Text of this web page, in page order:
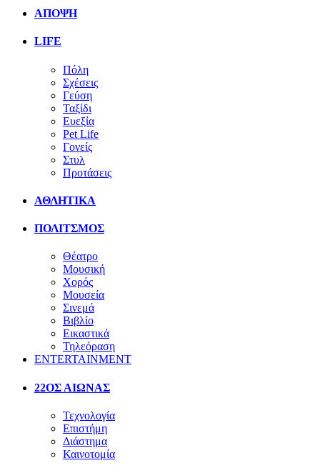
ΑΠΟΨΗ
LIFE
Πόλη
Σχέσεις
Γεύση
Ταξίδι
Ευεξία
Pet Life
Γονείς
Στυλ
Προτάσεις
ΑΘΛΗΤΙΚΑ
ΠΟΛΙΤΣΜΟΣ
Θέατρο
Μουσική
Χορός
Μουσεία
Σινεμά
Βιβλίο
Εικαστικά
Τηλεόραση
ENTERTAINMENT
22ΟΣ ΑΙΩΝΑΣ
Τεχνολογία
Επιστήμη
Διάστημα
Καινοτομία